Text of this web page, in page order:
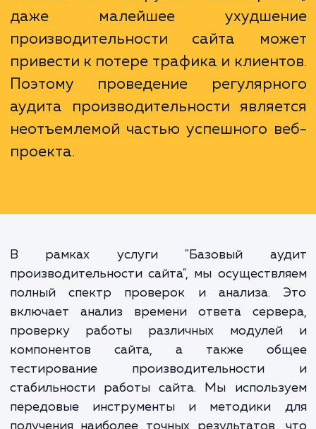
нагрузку на сервер.
В эпоху, когда пользователи
мгновенной загрузки веб-
даже малейшее
аудита производительности
неотъемлемой частью успешного
В рамках услуги "Базовый